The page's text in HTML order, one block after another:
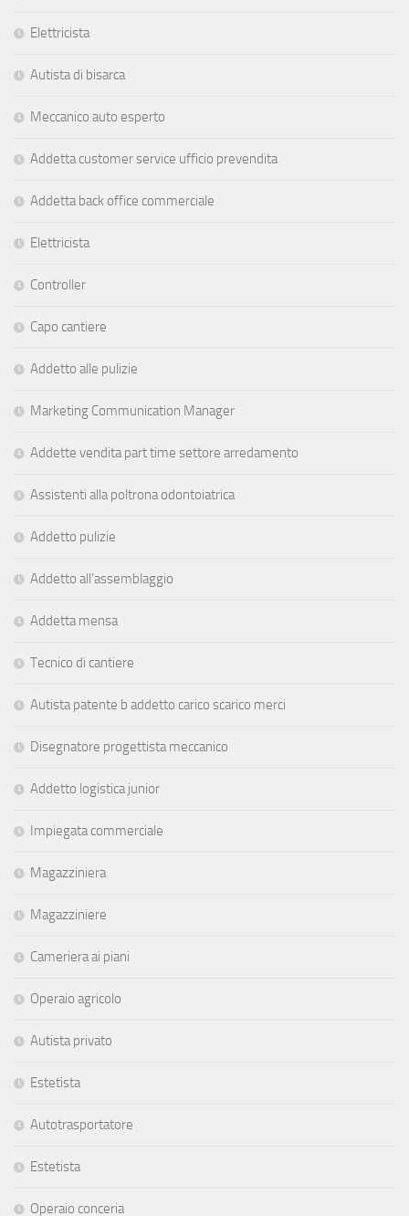
Elettricista
Autista di bisarca
Meccanico auto esperto
Addetta customer service ufficio prevendita
Addetta back office commerciale
Elettricista
Controller
Capo cantiere
Addetto alle pulizie
Marketing Communication Manager
Addette vendita part time settore arredamento
Assistenti alla poltrona odontoiatrica
Addetto pulizie
Addetto all’assemblaggio
Addetta mensa
Tecnico di cantiere
Autista patente b addetto carico scarico merci
Disegnatore progettista meccanico
Addetto logistica junior
Impiegata commerciale
Magazziniera
Magazziniere
Cameriera ai piani
Operaio agricolo
Autista privato
Estetista
Autotrasportatore
Estetista
Operaio conceria